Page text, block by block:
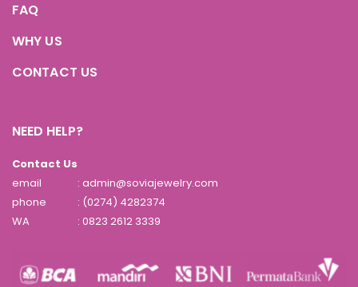
FAQ
WHY US
CONTACT US
NEED HELP?
Contact Us
email
: admin@soviajewelry.com
phone
: (0274) 4282374
WA
: 0823 2612 3339